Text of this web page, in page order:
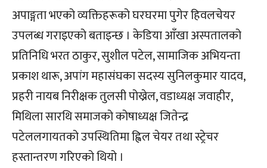
अपाङ्गता भएको व्यक्तिहरूको घरघरमा पुगेर हिवलचेयर
उपलब्ध गराइएको बताइन्छ । केडिया आँखा अस्पतालको
प्रतिनिधि भरत ठाकुर, सुशील पटेल, सामाजिक अभियन्ता
प्रकाश थारू, अपांग महासंघका सदस्य सुनिलकुमार यादव,
प्रहरी नायब निरीक्षक तुलसी पोख्रेल, वडाध्यक्ष जवाहीर,
मिथिला सारथि समाजको कोषाध्यक्ष जितेन्द्र
पटेललगायतको उपस्थितिमा ह्विल चेयर तथा स्ट्रेचर
हस्तान्तरण गरिएको थियो ।